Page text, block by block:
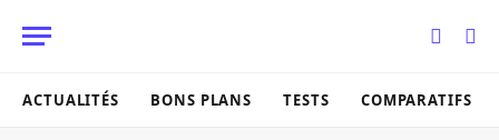
ACTUALITÉS BONS PLANS TESTS COMPARATIFS